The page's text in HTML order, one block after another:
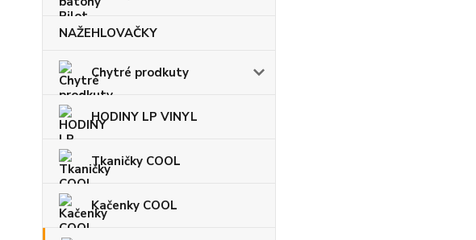
NAŽEHLOVAČKY
Chytré prodkuty
HODINY LP VINYL
Tkaničky COOL
Kačenky COOL